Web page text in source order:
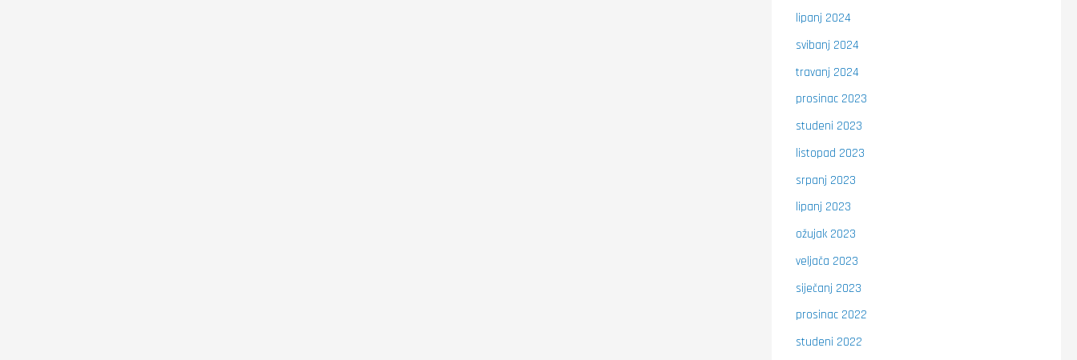
lipanj 2024
svibanj 2024
travanj 2024
prosinac 2023
studeni 2023
listopad 2023
srpanj 2023
lipanj 2023
ožujak 2023
veljača 2023
siječanj 2023
prosinac 2022
studeni 2022